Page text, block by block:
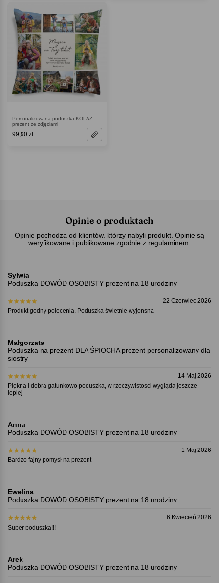
Personalizowana poduszka KOLAŻ
prezent ze zdjęciami
99,90 zł
Opinie o produktach
Opinie pochodzą od klientów, którzy nabyli produkt. Opinie są
weryfikowane i publikowane zgodnie z regulaminem
Poduszka DOWÓD OSOBISTY prezent na 18 urodziny
Sylwia
22 Czerwiec 2026
Produkt godny polecenia. Poduszka świetnie wyjonsna
Poduszka na prezent DLA ŚPIOCHA prezent personalizowany dla
siostry
Małgorzata
14 Maj 2026
Piękna i dobra gatunkowo poduszka, w rzeczywistosci wygląda jeszcze
lepiej
Poduszka DOWÓD OSOBISTY prezent na 18 urodziny
Anna
1 Maj 2026
Bardzo fajny pomysł na prezent
Poduszka DOWÓD OSOBISTY prezent na 18 urodziny
Ewelina
6 Kwiecień 2026
Super poduszka!!!
Poduszka DOWÓD OSOBISTY prezent na 18 urodziny
Arek